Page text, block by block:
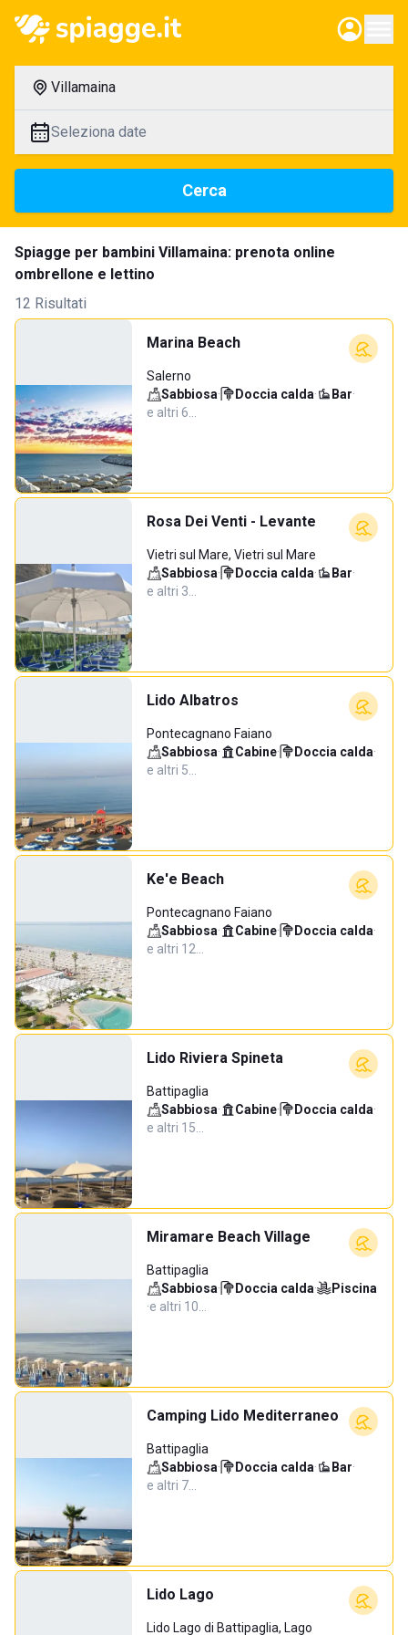
Villamaina
Seleziona date
Cerca
Spiagge per bambini Villamaina: prenota online
ombrellone e lettino
12 Risultati
Marina Beach
Salerno
Sabbiosa· Doccia calda· Bar·
e altri 6…
Rosa Dei Venti - Levante
Vietri sul Mare, Vietri sul Mare
Sabbiosa· Doccia calda· Bar·
e altri 3…
Lido Albatros
Pontecagnano Faiano
Sabbiosa· Cabine· Doccia calda·
e altri 5…
Ke'e Beach
Pontecagnano Faiano
Sabbiosa· Cabine· Doccia calda·
e altri 12…
Lido Riviera Spineta
Battipaglia
Sabbiosa· Cabine· Doccia calda·
e altri 15…
Miramare Beach Village
Battipaglia
Sabbiosa· Doccia calda·
Piscina
·e altri 10…
Camping Lido Mediterraneo
Battipaglia
Sabbiosa· Doccia calda· Bar·
e altri 7…
Lido Lago
Lido Lago di Battipaglia, Lago